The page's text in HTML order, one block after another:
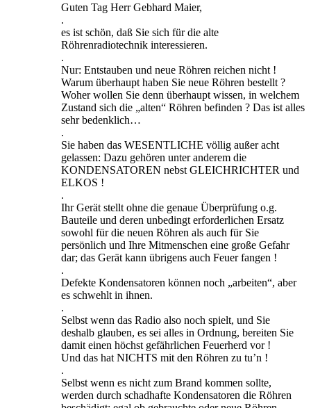
Guten Tag Herr Gebhard Maier,
.
es ist schön, daß Sie sich für die alte
Röhrenradiotechnik interessieren.
.
Nur: Entstauben und neue Röhren reichen nicht !
Warum überhaupt haben Sie neue Röhren bestellt ?
Woher wollen Sie denn überhaupt wissen, in welchem
Zustand sich die „alten“ Röhren befinden ? Das ist alles
sehr bedenklich…
.
Sie haben das WESENTLICHE völlig außer acht
gelassen: Dazu gehören unter anderem die
KONDENSATOREN nebst GLEICHRICHTER und
ELKOS !
.
Ihr Gerät stellt ohne die genaue Überprüfung o.g.
Bauteile und deren unbedingt erforderlichen Ersatz
sowohl für die neuen Röhren als auch für Sie
persönlich und Ihre Mitmenschen eine große Gefahr
dar; das Gerät kann übrigens auch Feuer fangen !
.
Defekte Kondensatoren können noch „arbeiten“, aber
es schwehlt in ihnen.
.
Selbst wenn das Radio also noch spielt, und Sie
deshalb glauben, es sei alles in Ordnung, bereiten Sie
damit einen höchst gefährlichen Feuerherd vor !
Und das hat NICHTS mit den Röhren zu tu’n !
.
Selbst wenn es nicht zum Brand kommen sollte,
werden durch schadhafte Kondensatoren die Röhren